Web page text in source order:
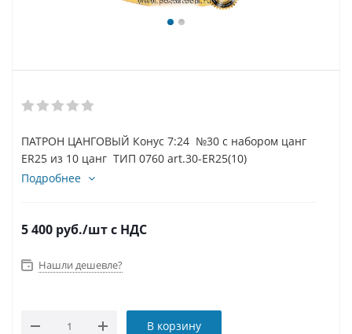
ПАТРОН ЦАНГОВЫЙ Конус 7:24 №30 с набором цанг
ER25 из 10 цанг ТИП 0760 art.30-ER25(10)
Подробнее
5 400 руб./штс НДС
Нашли дешевле?
В корзину